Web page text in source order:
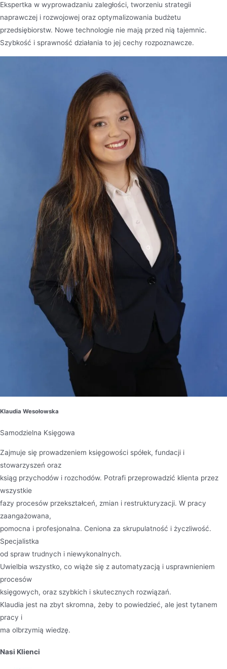
Ekspertka w wyprowadzaniu zaległości, tworzeniu strategii
naprawczej i rozwojowej oraz optymalizowania budżetu
przedsiębiorstw. Nowe technologie nie mają przed nią tajemnic.
Szybkość i sprawność działania to jej cechy rozpoznawcze.
Klaudia Wesołowska
Samodzielna Księgowa
Zajmuje się prowadzeniem księgowości spółek, fundacji i
stowarzyszeń oraz
ksiąg przychodów i rozchodów. Potrafi przeprowadzić klienta przez
wszystkie
fazy procesów przekształceń, zmian i restrukturyzacji. W pracy
zaangażowana,
pomocna i profesjonalna. Ceniona za skrupulatność i życzliwość.
Specjalistka
od spraw trudnych i niewykonalnych.
Uwielbia wszystko, co wiąże się z automatyzacją i usprawnieniem
procesów
księgowych, oraz szybkich i skutecznych rozwiązań.
Klaudia jest na zbyt skromna, żeby to powiedzieć, ale jest tytanem
pracy i
ma olbrzymią wiedzę.
Nasi Klienci